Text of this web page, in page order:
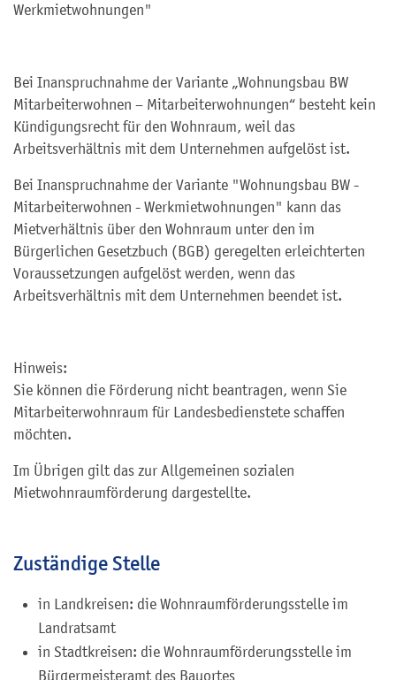
Werkmietwohnungen"
Bei Inanspruchnahme der Variante „Wohnungsbau BW
Mitarbeiterwohnen – Mitarbeiterwohnungen“ besteht kein
Kündigungsrecht für den Wohnraum, weil das
Arbeitsverhältnis mit dem Unternehmen aufgelöst ist.
Bei Inanspruchnahme der Variante "Wohnungsbau BW -
Mitarbeiterwohnen - Werkmietwohnungen" kann das
Mietverhältnis über den Wohnraum unter den im
Bürgerlichen Gesetzbuch (BGB) geregelten erleichterten
Voraussetzungen aufgelöst werden, wenn das
Arbeitsverhältnis mit dem Unternehmen beendet ist.
Hinweis:
Sie können die Förderung nicht beantragen, wenn Sie
Mitarbeiterwohnraum für Landesbedienstete schaffen
möchten.
Im Übrigen gilt das zur Allgemeinen sozialen
Mietwohnraumförderung dargestellte.
Zuständige Stelle
in Landkreisen: die Wohnraumförderungsstelle im
Landratsamt
in Stadtkreisen: die Wohnraumförderungsstelle im
Bürgermeisteramt des Bauortes